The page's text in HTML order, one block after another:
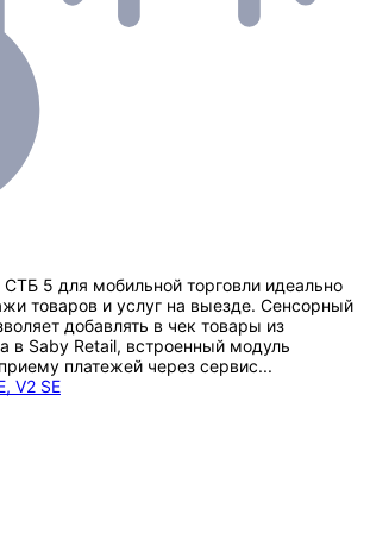
5 для мобильной торговли идеально
товаров и услуг на выезде. Сенсорный
добавлять в чек товары из
в Saby Retail, встроенный модуль
платежей через сервис...
V2 SE